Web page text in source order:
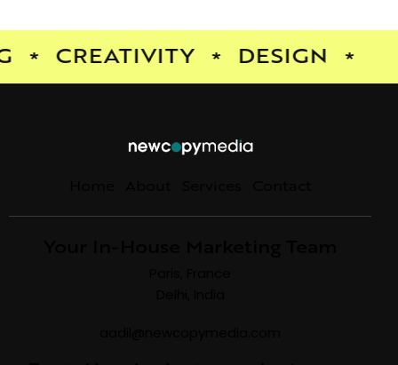
* CREATIVITY * DESIGN *